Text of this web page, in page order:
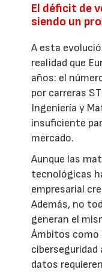
El déficit de
siendo un
A esta
realidad que
años: el
por carreras
Ingeniería y
insuficiente
mercado.
Aunque las
tecnológicas
empresarial
Además, no
generan el
Ámbitos como
ciberseguridad
datos